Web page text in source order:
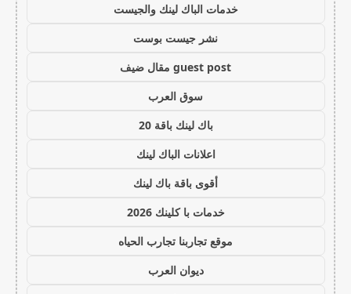
خدمات الباك لينك والجيست
نشر جيست بوست
guest post مقال ضيف
سوق العرب
باك لينك باقة 20
اعلانات الباك لينك
أقوى باقة باك لينك
خدمات با كلينك 2026
موقع تجاربنا تجارب الحياه
ديوان العرب